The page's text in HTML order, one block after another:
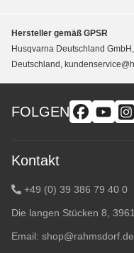
Hersteller gemäß GPSR
Husqvarna Deutschland
Deutschland,
FOLGEN
Kontakt
+49 (0) 39 386 79 40 0
Die langen Stücken 8,
Email: shop@rahmsdorf.de